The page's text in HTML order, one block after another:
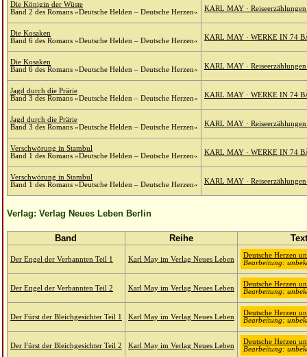
Die Königin der Wüste
Band 2 des Romans »Deutsche Helden – Deutsche Herzen«
KARL MAY ·
Die Kosaken
Band 6 des Romans »Deutsche Helden – Deutsche Herzen«
KARL MAY · WERKE IN 74
Die Kosaken
Band 6 des Romans »Deutsche Helden – Deutsche Herzen«
KARL MAY ·
Jagd durch die Prärie
Band 3 des Romans »Deutsche Helden – Deutsche Herzen«
KARL MAY · WERKE IN 74
Jagd durch die Prärie
Band 3 des Romans »Deutsche Helden – Deutsche Herzen«
KARL MAY ·
Verschwörung in Stambul
Band 1 des Romans »Deutsche Helden – Deutsche Herzen«
KARL MAY · WERKE IN 74
Verschwörung in Stambul
Band 1 des Romans »Deutsche Helden – Deutsche Herzen«
KARL MAY ·
Verlag: Verlag Neues Leben Berlin
Band Reihe
Der Engel der Verbannten Teil 1 Karl May im Verlag Neues Leben
Deutsche Herzen
Bearbeitung:
Der Engel der Verbannten Teil 2 Karl May im Verlag Neues Leben
Deutsche Herzen
Bearbeitung:
Der Fürst der Bleichgesichter Teil 1 Karl May im Verlag Neues Leben
Deutsche Herzen
Bearbeitung:
Der Fürst der Bleichgesichter Teil 2 Karl May im Verlag Neues Leben
Deutsche Herzen
Bearbeitung: